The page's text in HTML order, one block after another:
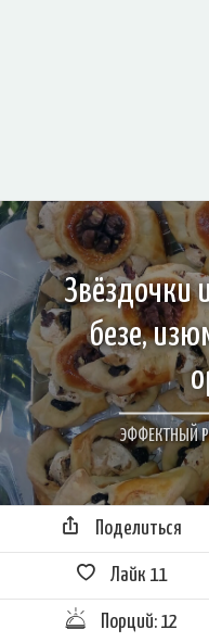
Звёздочки
безе,
ЭФФЕКТНЫЙ
Поделиться
Лайк 11
Порций: 12